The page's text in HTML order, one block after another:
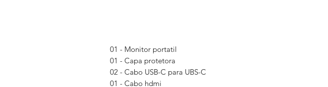
01 - Monitor portatil
01 - Capa protetora
02 - Cabo USB-C para UBS-C
01 - Cabo hdmi